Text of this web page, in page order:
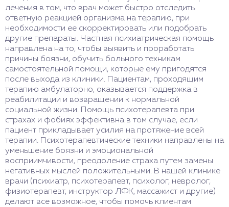
лечения в том, что врач может быстро отследить
ответную реакцией организма на терапию, при
необходимости ее скорректировать или подобрать
другие препараты. Частная психиатрическая помощь
направлена на то, чтобы выявить и проработать
причины боязни, обучить больного техникам
самостоятельной помощи, которые ему пригодятся
после выхода из клиники. Пациентам, проходящим
терапию амбулаторно, оказывается поддержка в
реабилитации и возвращении к нормальной
социальной жизни. Помощь психотерапевта при
страхах и фобиях эффективна в том случае, если
пациент прикладывает усилия на протяжение всей
терапии. Психотерапевтические техники направлены на
уменьшение боязни и эмоциональной
восприимчивости, преодоление страха путем замены
негативных мыслей положительными. В нашей клинике
врачи (психиатр, психотерапевт, психолог, невролог,
физиотерапевт, инструктор ЛФК, массажист и другие)
делают все возможное, чтобы помочь клиентам